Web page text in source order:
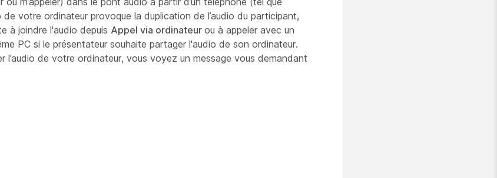
votre ordinateur provoque la duplication de l’audio du participant,
à joindre l'audio depuis Appel via ordinateur ou à appeler avec un
PC si le présentateur souhaite partager l'audio de son ordinateur.
l’audio de votre ordinateur, vous voyez un message vous demandant